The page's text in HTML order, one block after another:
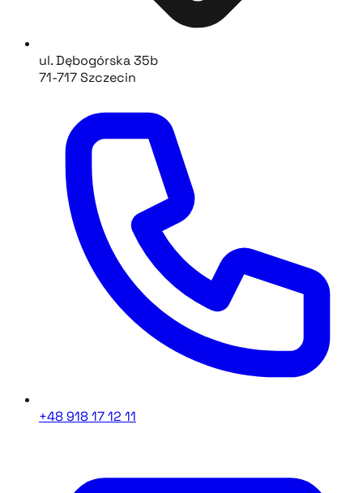
ul. Dębogórska 35b
71-717 Szczecin
+48 918 17 12 11